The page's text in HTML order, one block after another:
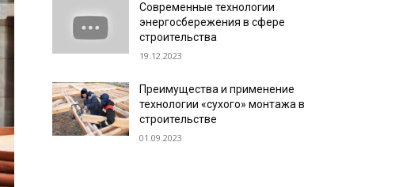
Современные технологии
энергосбережения в сфере
строительства
19.12.2023
Преимущества и применение
технологии «сухого» монтажа в
строительстве
01.09.2023